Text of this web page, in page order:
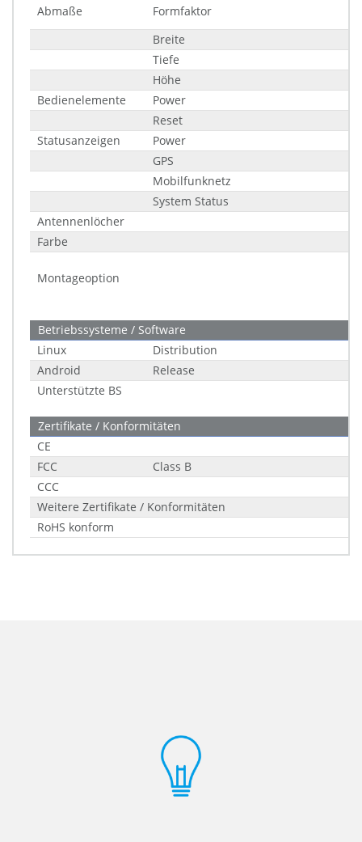
Abmaße
Formfaktor
Breite
Tiefe
Höhe
Bedienelemente
Power
Reset
Statusanzeigen
Power
GPS
Mobilfunknetz
System Status
Antennenlöcher
Farbe
Montageoption
Betriebssysteme / Software
Linux
Distribution
Android
Release
Unterstützte BS
Zertifikate / Konformitäten
CE
FCC
Class B
CCC
Weitere Zertifikate / Konformitäten
RoHS konform